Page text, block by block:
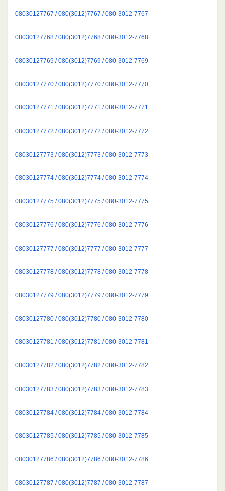
08030127767 / 080(3012)7767 / 080-3012-7767
08030127768 / 080(3012)7768 / 080-3012-7768
08030127769 / 080(3012)7769 / 080-3012-7769
08030127770 / 080(3012)7770 / 080-3012-7770
08030127771 / 080(3012)7771 / 080-3012-7771
08030127772 / 080(3012)7772 / 080-3012-7772
08030127773 / 080(3012)7773 / 080-3012-7773
08030127774 / 080(3012)7774 / 080-3012-7774
08030127775 / 080(3012)7775 / 080-3012-7775
08030127776 / 080(3012)7776 / 080-3012-7776
08030127777 / 080(3012)7777 / 080-3012-7777
08030127778 / 080(3012)7778 / 080-3012-7778
08030127779 / 080(3012)7779 / 080-3012-7779
08030127780 / 080(3012)7780 / 080-3012-7780
08030127781 / 080(3012)7781 / 080-3012-7781
08030127782 / 080(3012)7782 / 080-3012-7782
08030127783 / 080(3012)7783 / 080-3012-7783
08030127784 / 080(3012)7784 / 080-3012-7784
08030127785 / 080(3012)7785 / 080-3012-7785
08030127786 / 080(3012)7786 / 080-3012-7786
08030127787 / 080(3012)7787 / 080-3012-7787